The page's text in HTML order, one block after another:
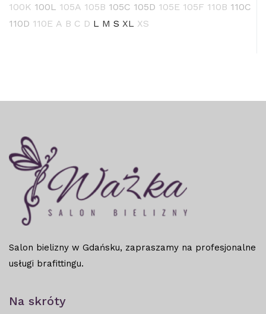
100K 100L 105A 105B 105C 105D 105E 105F 110B 110C
110D 110E A B C D L M S XL XS
Salon bielizny w Gdańsku, zapraszamy na profesjonalne
usługi brafittingu.
Na skróty